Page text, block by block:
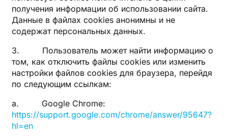
получения информации об использовании сайта.
Данные в файлах cookies анонимны и не
содержат персональных данных.
3. Пользователь может найти информацию о
том, как отключить файлы cookies или изменить
настройки файлов cookies для браузера, перейдя
по следующим ссылкам:
a. Google Chrome:
https://support.google.com/chrome/answer/95647?
hl=en